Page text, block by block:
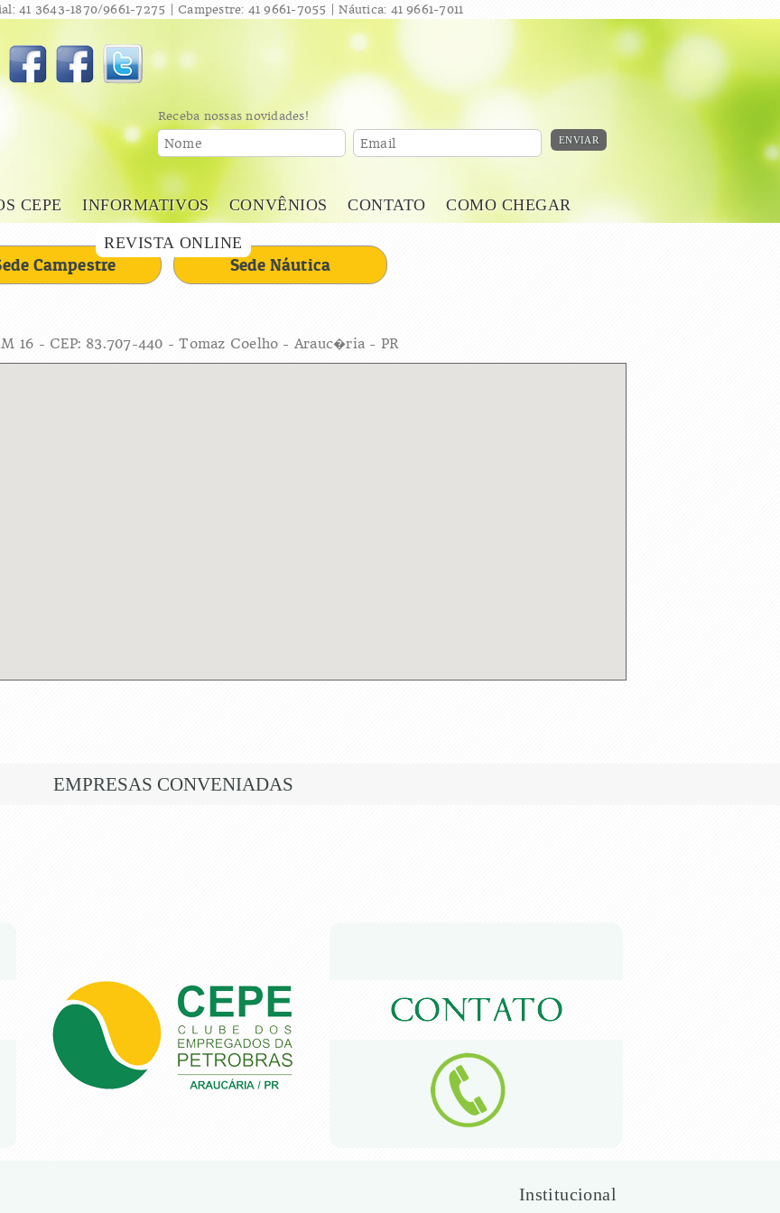
41 3643-1870/9661-7275 | Campestre: 41 9661-7055 | Náutica: 41 9661-7011
Receba nossas novidades!
Nome Email ENVIAR
CEPE INFORMATIVOS CONVÊNIOS CONTATO COMO CHEGAR
REVISTA ONLINE
Campestre Sede Náutica
16 - CEP: 83.707-440 - Tomaz Coelho - Arauc�ria - PR
EMPRESAS CONVENIADAS
Institucional